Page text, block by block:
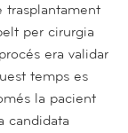
trasplantament
per cirurgia
era validar
temps es
la pacient
candidata